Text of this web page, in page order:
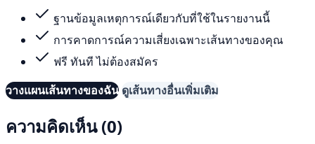
ฐานข้อมูลเหตุการณ์เดียวกับที่ใช้ในรายงานนี้
การคาดการณ์ความเสี่ยงเฉพาะเส้นทางของคุณ
ฟรี ทันที ไม่ต้องสมัคร
วางแผนเส้นทางของฉัน ดูเส้นทางอื่นเพิ่มเติม
ความคิดเห็น (0)